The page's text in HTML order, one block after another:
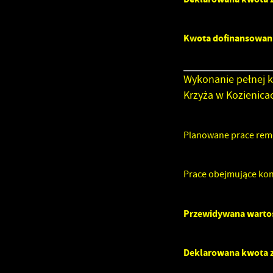
Kwota
Wykonanie pełnej
Krzyża w
Planowane prace
Prace obejmujące
Przewidywana
Deklarowana kwota